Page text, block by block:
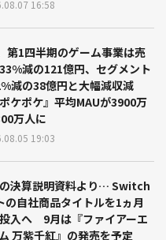
16:58
第1四半期のゲーム事業は売
33%減の121億円、セグメント
減の38億円と大幅減収減
ケポケ』平均MAUが3900万
万人に
19:03
決算説明資料より… Switch
の自社商品タイトルを1ヵ月
入へ 9月は『ファイアーエ
万紫千紅』の発売を予定